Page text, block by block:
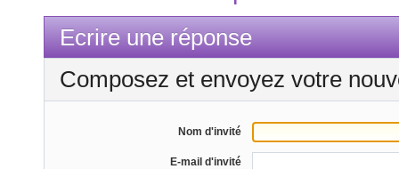
Ecrire une réponse
Composez et envoyez votre
Nom d'invité
E-mail d'invité